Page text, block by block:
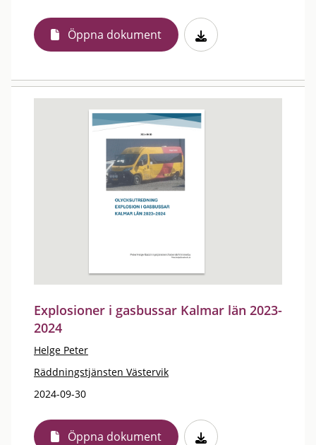
Öppna dokument
Explosioner i gasbussar Kalmar län 2023-
2024
Helge Peter
Räddningstjänsten Västervik
2024-09-30
Öppna dokument